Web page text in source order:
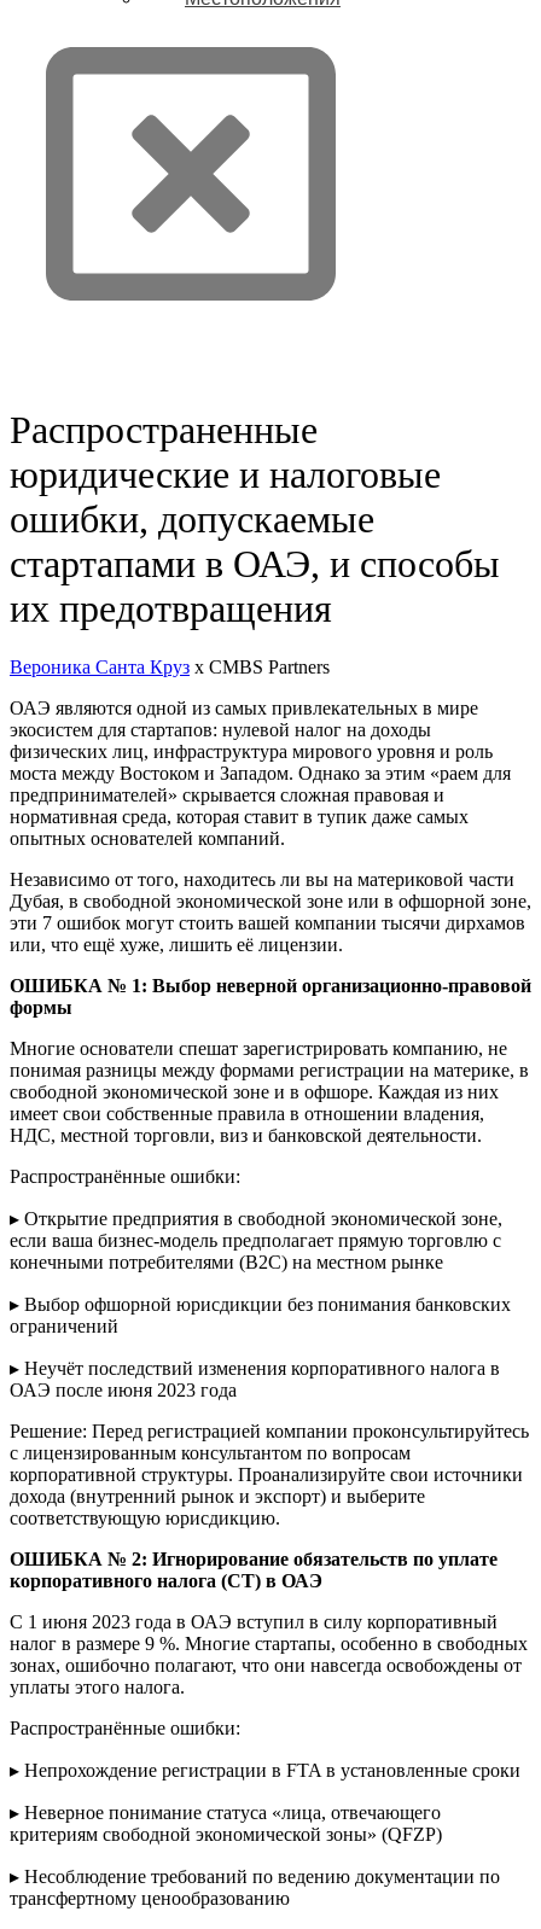
Распространенные
юридические и налоговые
ошибки, допускаемые
стартапами в ОАЭ, и способы
их предотвращения
Вероника Санта Круз x CMBS Partners
ОАЭ являются одной из самых привлекательных в мире
экосистем для стартапов: нулевой налог на доходы
физических лиц, инфраструктура мирового уровня и роль
моста между Востоком и Западом. Однако за этим «раем для
предпринимателей» скрывается сложная правовая и
нормативная среда, которая ставит в тупик даже самых
опытных основателей компаний.
Независимо от того, находитесь ли вы на материковой части
Дубая, в свободной экономической зоне или в офшорной зоне,
эти 7 ошибок могут стоить вашей компании тысячи дирхамов
или, что ещё хуже, лишить её лицензии.
ОШИБКА № 1: Выбор неверной организационно-правовой
формы
Многие основатели спешат зарегистрировать компанию, не
понимая разницы между формами регистрации на материке, в
свободной экономической зоне и в офшоре. Каждая из них
имеет свои собственные правила в отношении владения,
НДС, местной торговли, виз и банковской деятельности.
Распространённые ошибки:
▸ Открытие предприятия в свободной экономической зоне,
если ваша бизнес-модель предполагает прямую торговлю с
конечными потребителями (B2C) на местном рынке
▸ Выбор офшорной юрисдикции без понимания банковских
ограничений
▸ Неучёт последствий изменения корпоративного налога в
ОАЭ после июня 2023 года
Решение: Перед регистрацией компании проконсультируйтесь
с лицензированным консультантом по вопросам
корпоративной структуры. Проанализируйте свои источники
дохода (внутренний рынок и экспорт) и выберите
соответствующую юрисдикцию.
ОШИБКА № 2: Игнорирование обязательств по уплате
корпоративного налога (CT) в ОАЭ
С 1 июня 2023 года в ОАЭ вступил в силу корпоративный
налог в размере 9 %. Многие стартапы, особенно в свободных
зонах, ошибочно полагают, что они навсегда освобождены от
уплаты этого налога.
Распространённые ошибки:
▸ Непрохождение регистрации в FTA в установленные сроки
▸ Неверное понимание статуса «лица, отвечающего
критериям свободной экономической зоны» (QFZP)
▸ Несоблюдение требований по ведению документации по
трансфертному ценообразованию